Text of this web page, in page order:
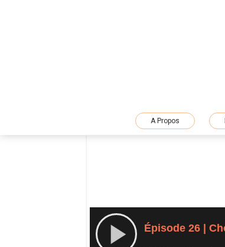
A Propos